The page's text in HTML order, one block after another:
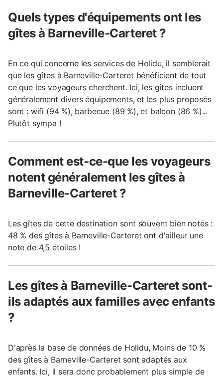
Quels types d'équipements ont les
gîtes à Barneville-Carteret ?
En ce qui concerne les services de Holidu, il semblerait
que les gîtes à Barneville-Carteret bénéficient de tout
ce que les voyageurs cherchent. Ici, les gîtes incluent
généralement divers équipements, et les plus proposés
sont : wifi (94 %), barbecue (89 %), et balcon (86 %)...
Plutôt sympa !
Comment est-ce-que les voyageurs
notent généralement les gîtes à
Barneville-Carteret ?
Les gîtes de cette destination sont souvent bien notés :
48 % des gîtes à Barneville-Carteret ont d'ailleur une
note de 4,5 étoiles !
Les gîtes à Barneville-Carteret sont-
ils adaptés aux familles avec enfants
?
D'après la base de données de Holidu, Moins de 10 %
des gîtes à Barneville-Carteret sont adaptés aux
enfants. Ici, il sera donc probablement plus simple de